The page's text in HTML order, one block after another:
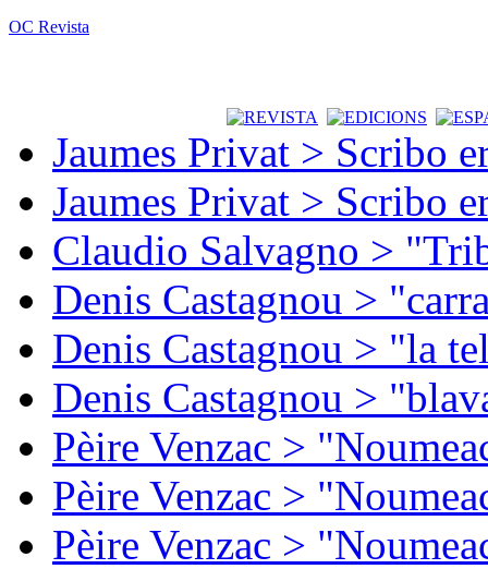
OC Revista
Jaumes Privat > Scribo
Jaumes Privat > Scribo
Claudio Salvagno >
Denis Castagnou >
Denis Castagnou > "la
Denis Castagnou >
Pèire Venzac >
Pèire Venzac >
Pèire Venzac >